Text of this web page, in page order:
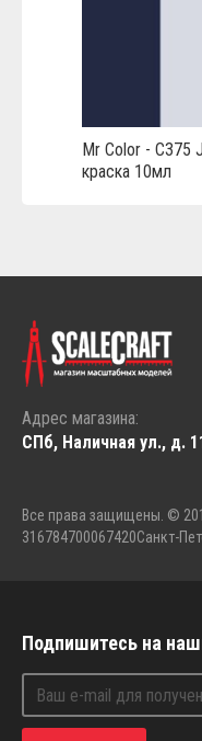
Mr Color - C375
краска 10мл
Адрес магазина:
СПб, Наличная ул., д.
Все права защищены. ©
316784700067420Санкт-
Подпишитесь на